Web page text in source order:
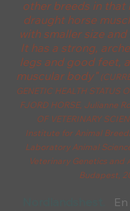
other breeds in that
draught horse
with smaller size
It has a strong,
legs and good feet,
muscular body"
GENETIC HEALTH STATUS
FJORD HORSE, Julianne
OF VETERINARY
Institute for Animal
Laboratory Animal
Veterinary Genetics and
Budapest,